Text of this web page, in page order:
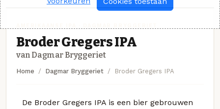
Broder Gregers IPA
van Dagmar Bryggeriet
Home Dagmar Bryggeriet Broder Gregers IPA
De Broder Gregers IPA is een bier gebrouwen